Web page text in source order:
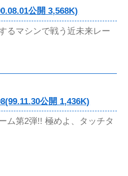
公開 3,568K)
るマシンで戦う近未来レー
公開 1,436K)
ム第2弾!! 極めよ、タッチタ